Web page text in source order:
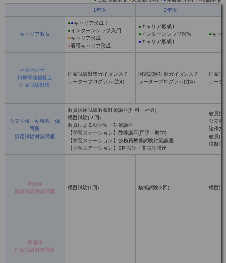
1年次
2年次
キャリア教育
●●キャリア形成Ⅰ
●インターンシップ入門
●キャリア形成
●看護キャリア形成
●キャリア形成Ⅱ
●インターンシップ演習
●キャリア形成Ⅱ
●キャ
社会福祉士・
精神保健福祉士
国家試験対策
国家試験対策ガイダンスチ
ュータープログラム(注4)
国家試験対策ガイダンスチ
ュータープログラム(注4)
国家試
ュータ
公立学校・幼稚園・保
育所
採用試験対策講座
教員採用試験教養対策講座(理科・社会)
模擬試験(２回)
教員による朝学習・対策講座
【学習ステーション】教養講座(国語・数学)
【学習ステーション】公務員教養試験対策講座
【学習ステーション】SPI言語・非言語講座
教員採
公立園
論作文
教員に
模擬試
看護師
国家試験対策講座
模擬試験(1回) 模擬試験(2回) 模擬試
保健師
国家試験対策講座